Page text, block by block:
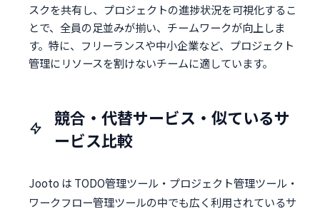
スクを共有し、プロジェクトの進捗状況を可視化するこ
とで、全員の足並みが揃い、チームワークが向上しま
す。特に、フリーランスや中小企業など、プロジェクト
管理にリソースを割けないチームに適しています。
競合・代替サービス・似ているサ
ービス比較
Jooto は TODO管理ツール・プロジェクト管理ツール・
ワークフロー管理ツールの中でも広く利用されているサ